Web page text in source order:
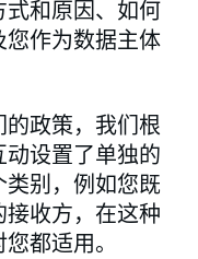
和原因、如何
作为数据主体
政策，我们根
设置了单独的
别，例如您既
收方，在这种
都适用。